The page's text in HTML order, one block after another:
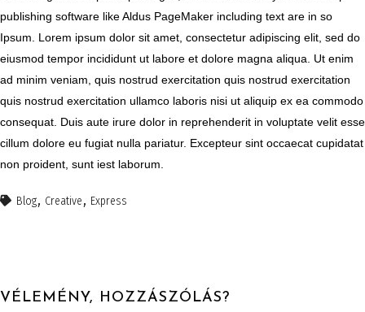
publishing software like Aldus PageMaker including text are in so
Ipsum. Lorem ipsum dolor sit amet, consectetur adipiscing elit, sed do
eiusmod tempor incididunt ut labore et dolore magna aliqua. Ut enim
ad minim veniam, quis nostrud exercitation quis nostrud exercitation
quis nostrud exercitation ullamco laboris nisi ut aliquip ex ea commodo
consequat. Duis aute irure dolor in reprehenderit in voluptate velit esse
cillum dolore eu fugiat nulla pariatur. Excepteur sint occaecat cupidatat
non proident, sunt iest laborum.
Blog Creative Express
VÉLEMÉNY, HOZZÁSZÓLÁS?